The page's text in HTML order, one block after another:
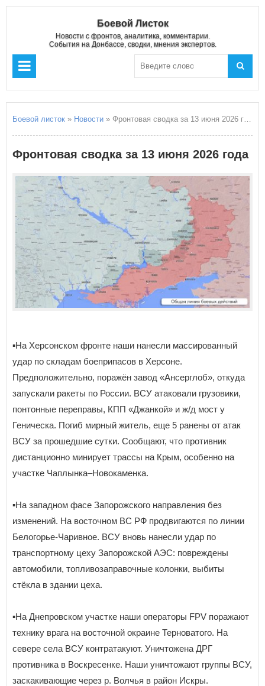
Боевой Листок
Новости с фронтов, аналитика, комментарии.
События на Донбассе, сводки, мнения экспертов.
Боевой листок » Новости » Фронтовая сводка за 13 июня 2026 года
Фронтовая сводка за 13 июня 2026 года
▪️На Херсонском фронте наши нанесли массированный
удар по складам боеприпасов в Херсоне.
Предположительно, поражён завод «Ансерглоб», откуда
запускали ракеты по России. ВСУ атаковали грузовики,
понтонные переправы, КПП «Джанкой» и ж/д мост у
Геническа. Погиб мирный житель, еще 5 ранены от атак
ВСУ за прошедшие сутки. Сообщают, что противник
дистанционно минирует трассы на Крым, особенно на
участке Чаплынка–Новокаменка.
▪️На западном фасе Запорожского направления без
изменений. На восточном ВС РФ продвигаются по линии
Белогорье-Чаривное. ВСУ вновь нанесли удар по
транспортному цеху Запорожской АЭС: повреждены
автомобили, топливозаправочные колонки, выбиты
стёкла в здании цеха.
▪️На Днепровском участке наши операторы FPV поражают
технику врага на восточной окраине Терноватого. На
севере села ВСУ контратакуют. Уничтожена ДРГ
противника в Воскресенке. Наши уничтожают группы ВСУ,
заскакивающие через р. Волчья в район Искры.